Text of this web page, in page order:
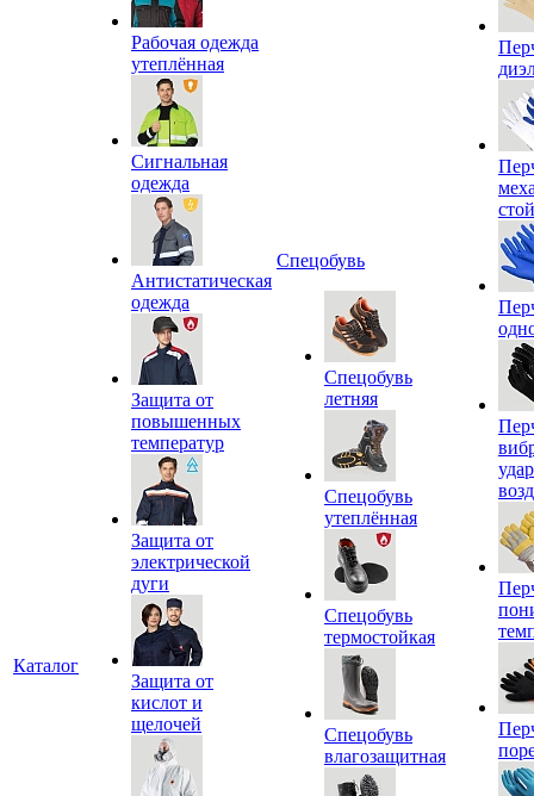
Каталог
Рабочая одежда
утеплённая
Сигнальная
одежда
Антистатическая
одежда
Защита от
повышенных
температур
Защита от
электрической
дуги
Защита от
кислот и
щелочей
Спецобувь
Спецобувь
летняя
Спецобувь
утеплённая
Спецобувь
термостойкая
Спецобувь
влагозащитная